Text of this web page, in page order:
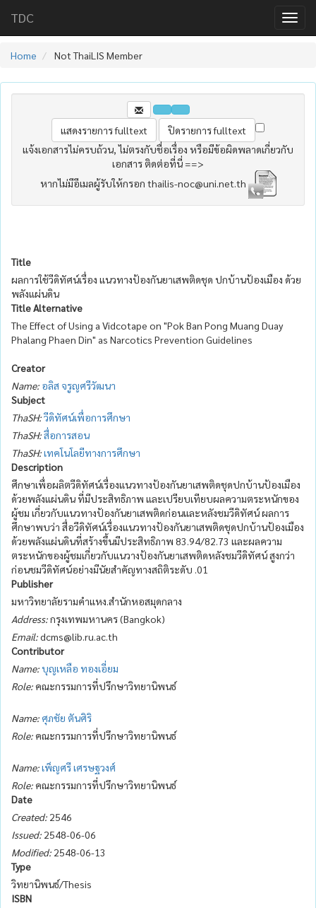
TDC
Home Not ThaiLIS Member
แจ้งเอกสารไม่ครบถ้วน, ไม่ตรงกับชื่อเรื่อง หรือมีข้อผิดพลาดเกี่ยวกับ
เอกสาร ติดต่อที่นี่ ==>
หากไม่มีอีเมลผู้รับให้กรอก thailis-noc@uni.net.th
Title
ผลการใช้วีดิทัศน์เรื่อง แนวทางป้องกันยาเสพติดชุด ปกบ้านป้องเมือง ด้วย
พลังแผ่นดิน
Title Alternative
The Effect of Using a Vidcotape on "Pok Ban Pong Muang Duay
Phalang Phaen Din" as Narcotics Prevention Guidelines
Creator
Name: อลิส จรูญศรีวัฒนา
Subject
ThaSH:วีดิทัศน์เพื่อการศึกษา
ThaSH:สื่อการสอน
ThaSH:เทคโนโลยีทางการศึกษา
Description
ศึกษาเพื่อผลิตวีดิทัศน์เรื่องแนวทางป้องกันยาเสพติดชุดปกบ้านป้องเมือง
ด้วยพลังแผ่นดิน ที่มีประสิทธิภาพ และเปรียบเทียบผลความตระหนักของ
ผู้ชม เกี่ยวกับแนวทางป้องกันยาเสพติดก่อนและหลังชมวีดิทัศน์ ผลการ
ศึกษาพบว่า สื่อวีดิทัศน์เรื่องแนวทางป้องกันยาเสพติดชุดปกบ้านป้องเมือง
ด้วยพลังแผ่นดินที่สร้างขึ้นมีประสิทธิภาพ 83.94/82.73 และผลความ
ตระหนักของผู้ชมเกี่ยวกับแนวางป้องกันยาเสพติดหลังชมวีดิทัศน์ สูงกว่า
ก่อนชมวีดิทัศน์อย่างมีนัยสำคัญทางสถิติระดับ .01
Publisher
มหาวิทยาลัยรามคำแหง.สำนักหอสมุดกลาง
Address:กรุงเทพมหานคร (Bangkok)
Email:dcms@lib.ru.ac.th
Contributor
Name:บุญเหลือ ทองเอี่ยม
Role: คณะกรรมการที่ปรึกษาวิทยานิพนธ์
Name: ศุภชัย ตันศิริ
Role: คณะกรรมการที่ปรึกษาวิทยานิพนธ์
Name:เพ็ญศรี เศรษฐวงศ์
Role: คณะกรรมการที่ปรึกษาวิทยานิพนธ์
Date
Created: 2546
Issued: 2548-06-06
Modified: 2548-06-13
Type
วิทยานิพนธ์/Thesis
ISBN